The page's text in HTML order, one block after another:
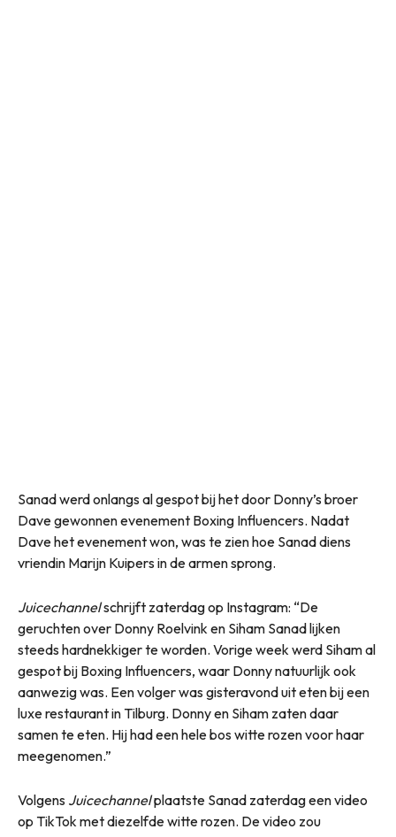
Sanad werd onlangs al gespot bij het door Donny’s broer
Dave gewonnen evenement Boxing Influencers. Nadat
Dave het evenement won, was te zien hoe Sanad diens
vriendin Marijn Kuipers in de armen sprong.
Juicechannelschrijft zaterdag op Instagram: “De
geruchten over Donny Roelvink en Siham Sanad lijken
steeds hardnekkiger te worden. Vorige week werd Siham al
gespot bij Boxing Influencers, waar Donny natuurlijk ook
aanwezig was. Een volger was gisteravond uit eten bij een
luxe restaurant in Tilburg. Donny en Siham zaten daar
samen te eten. Hij had een hele bos witte rozen voor haar
meegenomen.”
Volgens Juicechannelplaatste Sanad zaterdag een video
op TikTok met diezelfde witte rozen. De video zou